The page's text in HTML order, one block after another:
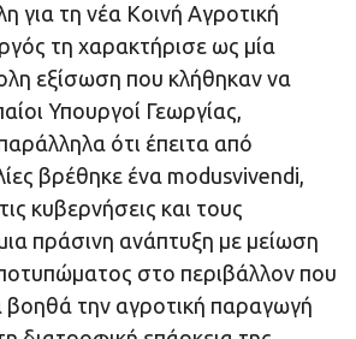
για τη νέα Κοινή Αγροτική
τη χαρακτήρισε ως μία
εξίσωση που κλήθηκαν να
Υπουργοί Γεωργίας,
ότι έπειτα από
βρέθηκε ένα modusvivendi,
κυβερνήσεις και τους
πράσινη ανάπτυξη με μείωση
στο περιβάλλον που
την αγροτική παραγωγή